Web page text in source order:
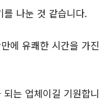
나눈 것 같습니다.
에 유쾌한 시간을 가진
는 업체이길 기원합니